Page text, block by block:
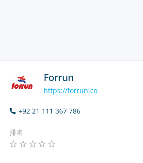
Forrun
https://forrun.co
+92 21 111 367 786
排名